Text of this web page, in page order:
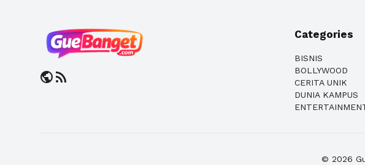
publicrss_feed
Categories
BISNIS
BOLLYWOOD
CERITA UNIK
DUNIA KAMPUS
© 2026